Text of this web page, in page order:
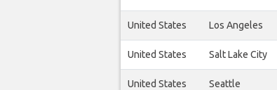
United States Los Angeles
United States Salt Lake City
United States Seattle